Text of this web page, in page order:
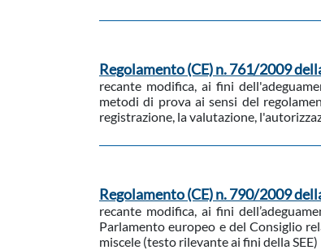
Regolamento (CE) n. 761/2009
recante modifica, ai fini
metodi di prova ai sensi del
registrazione, la valutazione,
Regolamento (CE) n. 790/2009
recante modifica, ai fini
Parlamento europeo e del Consiglio
miscele (testo rilevante ai fini della SEE)